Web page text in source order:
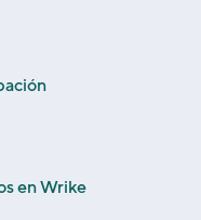
en Wrike